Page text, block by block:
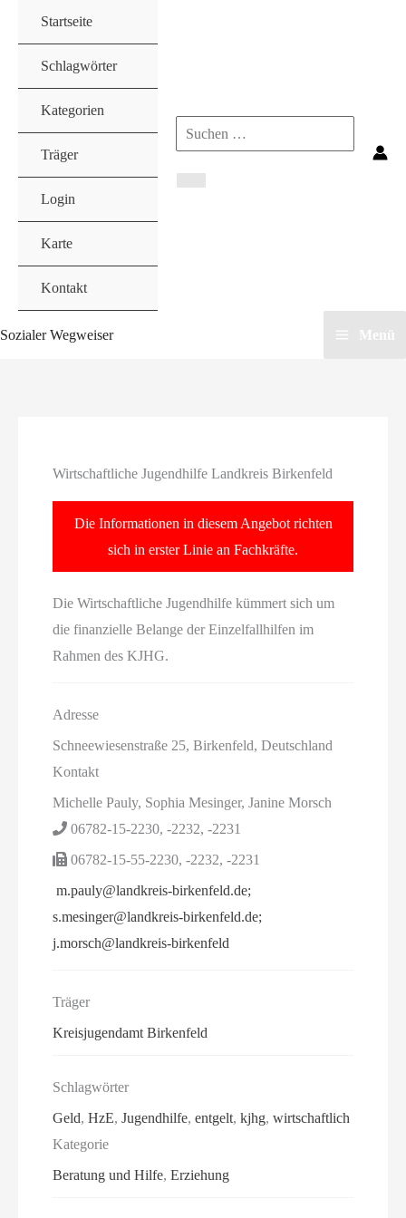
springen
Startseite
Schlagwörter
Kategorien
Träger
Login
Karte
Kontakt
Search
for:
Sozialer Wegweiser Menü
Wirtschaftliche Jugendhilfe Landkreis Birkenfeld
Die Informationen in diesem Angebot richten
sich in erster Linie an Fachkräfte.
Die Wirtschaftliche Jugendhilfe kümmert sich um
die finanzielle Belange der Einzelfallhilfen im
Rahmen des KJHG.
Adresse
Schneewiesenstraße 25, Birkenfeld, Deutschland
Kontakt
Michelle Pauly, Sophia Mesinger, Janine Morsch
06782-15-2230, -2232, -2231
06782-15-55-2230, -2232, -2231
m.pauly@landkreis-birkenfeld.de;
s.mesinger@landkreis-birkenfeld.de;
j.morsch@landkreis-birkenfeld
Träger
Kreisjugendamt Birkenfeld
Schlagwörter
Geld,HzE,Jugendhilfe,entgelt,kjhg,wirtschaftlich
Kategorie
Beratung und Hilfe,Erziehung